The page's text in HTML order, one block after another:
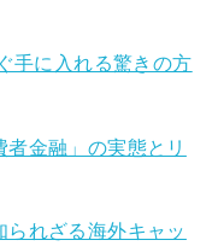
手に入れる驚きの方
者金融」の実態とリ
られざる海外キャッ